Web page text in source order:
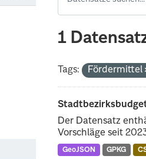
1
Tags: Fördermittel
Der Datensatz
Vorschläge seit
GeoJSON GPKG